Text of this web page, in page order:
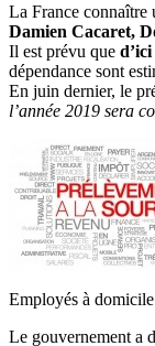
La France connaître
Damien Cacaret,
Il est prévu que
dépendance sont
En juin dernier, le
l’année 2019 sera
Employés à
Le gouvernement a